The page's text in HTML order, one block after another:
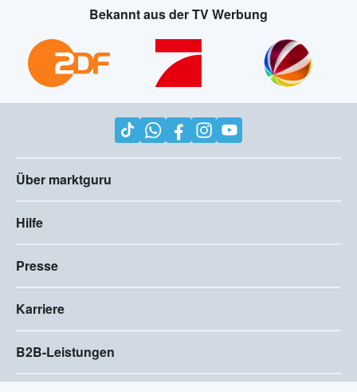
Bekannt aus der TV Werbung
Über marktguru
Hilfe
Presse
Karriere
B2B-Leistungen